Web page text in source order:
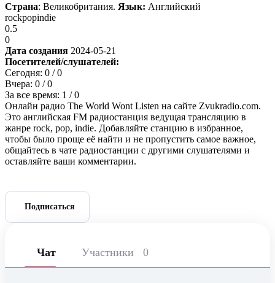
Страна: Великобритания. Язык: Английский
rockpopindie
0.5
0
Дата создания 2024-05-21
Посетителей/слушателей:
Сегодня: 0 / 0
Вчера: 0 / 0
За все время: 1 / 0
Онлайн радио The World Wont Listen на сайте Zvukradio.com.
Это английская FM радиостанция ведущая трансляцию в
жанре rock, pop, indie. Добавляйте станцию в избранное,
чтобы было проще её найти и не пропустить самое важное,
общайтесь в чате радиостанции с другими слушателями и
оставляйте ваши комментарии.
Подписаться
Чат Участники 0